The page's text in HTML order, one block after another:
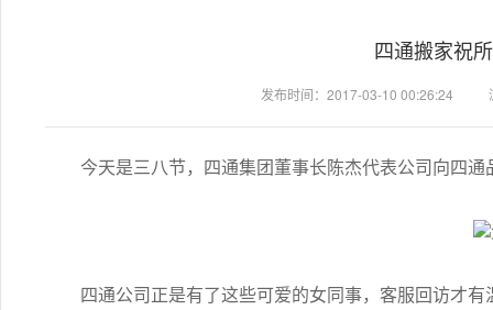
四通搬家祝
发布时间：2017-03-10 00:26:24
今天是三八节，四通集团董事长陈杰代表公司向四通
四通公司正是有了这些可爱的女同事，客服回访才有